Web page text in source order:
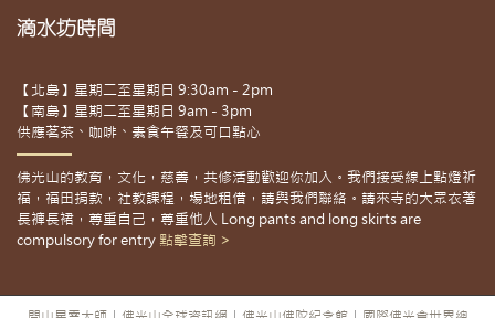
滴水坊時間
【北島】星期二至星期日 9:30am - 2pm
【南島】星期二至星期日 9am - 3pm
供應茗茶、咖啡、素食午餐及可口點心
佛光山的教育，文化，慈善，共修活動歡迎你加入。我們接受線上點燈祈
福，福田捐款，社教課程，場地租借，請與我們聯絡。請來寺的大眾衣著
長褲長裙，尊重自己，尊重他人 Long pants and long skirts are
compulsory for entry 點擊查詢 >